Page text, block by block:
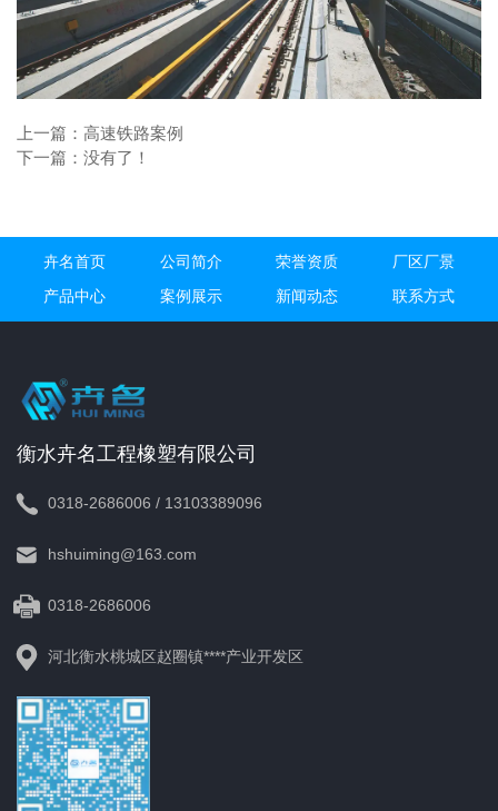
上一篇： 高速铁路案例
下一篇：没有了！
卉名首页 公司简介 荣誉资质
厂区厂景
产品中心
案例展示 新闻动态 联系方式
衡水卉名工程橡塑有限公司
0318-2686006 / 13103389096
hshuiming@163.com
0318-2686006
河北衡水桃城区赵圈镇****产业开发区